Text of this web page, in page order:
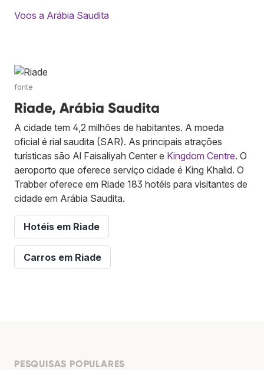
Voos a Arábia Saudita
fonte
Riade, Arábia Saudita
A cidade tem 4,2 milhões de habitantes. A moeda
oficial é rial saudita (SAR). As principais atrações
turísticas são Al Faisaliyah Center e Kingdom Centre. O
aeroporto que oferece serviço cidade é King Khalid. O
Trabber oferece em Riade 183 hotéis para visitantes de
cidade em Arábia Saudita.
Hotéis em Riade
Carros em Riade
PESQUISAS POPULARES